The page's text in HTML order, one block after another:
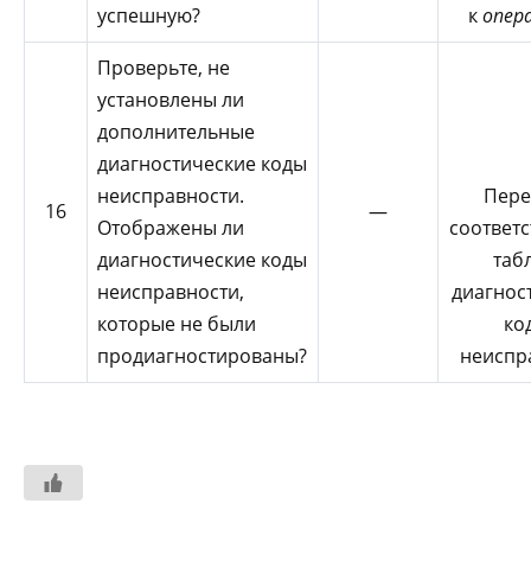
успешную?
к
16
Проверьте, не
установлены ли
дополнительные
диагностические коды
неисправности.
Отображены ли
диагностические коды
неисправности,
которые не были
продиагностированы?
—